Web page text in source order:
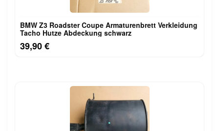
BMW Z3 Roadster Coupe Armaturenbrett Verkleidung
Tacho Hutze Abdeckung schwarz
39,90 €